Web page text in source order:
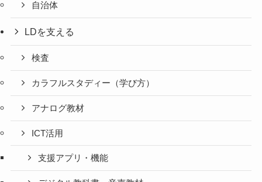
自治体
LDを支える
検査
カラフルスタディー（学び方）
アナログ教材
ICT活用
支援アプリ・機能